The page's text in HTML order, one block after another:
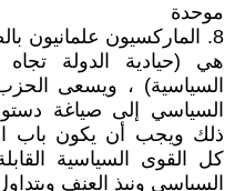
موحدة
8. الماركسيون علمانيون
هي (حيادية الدولة تجاه
السياسية) ، ويسعى
السياسي إلى صياغة
ذلك ويجب أن يكون باب
كل القوى السياسية
السياسي ونبذ العنف